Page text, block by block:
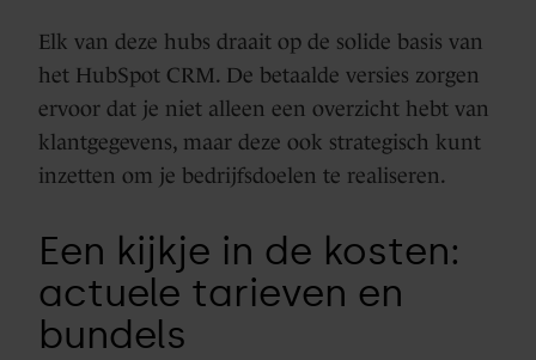
Elk van deze hubs draait op de solide basis van
het HubSpot CRM. De betaalde versies zorgen
ervoor dat je niet alleen een overzicht hebt van
klantgegevens, maar deze ook strategisch kunt
inzetten om je bedrijfsdoelen te realiseren.
Een kijkje in de kosten:
actuele tarieven en
bundels